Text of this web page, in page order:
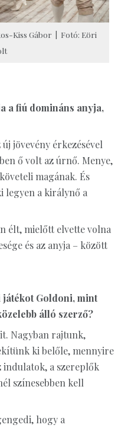
Kiss Gábor | Fotó: Eöri
a fiú domináns anyja,
jövevény érkezésével
ő volt az úrnő. Menye,
magának. És
legyen a királynő a
élt, mielőtt elvette volna
és az anyja – között
játékot Goldoni, mint
álló szerző?
Nagyban rajtunk,
ki belőle, mennyire
a szereplők
színesebben kell
hogy a